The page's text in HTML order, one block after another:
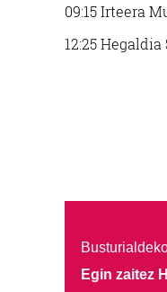
09:15 Irteera
12:25
Egin zaitez